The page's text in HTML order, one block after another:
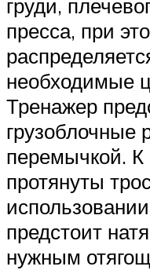
груди,
пресса, при
необходимые
Тренажер
грузоблочные
перемычкой. К
протянуты
предстоит
нужным